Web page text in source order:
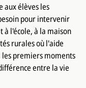
aux élèves les
pour intervenir
à l'école, à la maison
rurales où l'aide
premiers moments
entre la vie